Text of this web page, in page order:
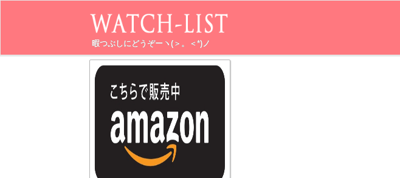
暇つぶしにどうぞーヽ(＞。＜*)ノ